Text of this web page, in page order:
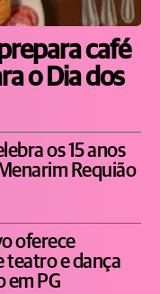
café
o Dia dos
os 15 anos
Requião
oferece
teatro e dança
em PG